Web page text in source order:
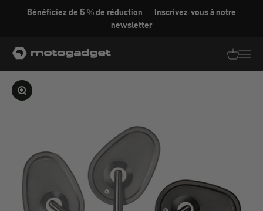
Aller au contenu
Bénéficiez de 5 % de réduction — Inscrivez-vous à notre
newsletter
motogadget GmbH
Agrandir l'image